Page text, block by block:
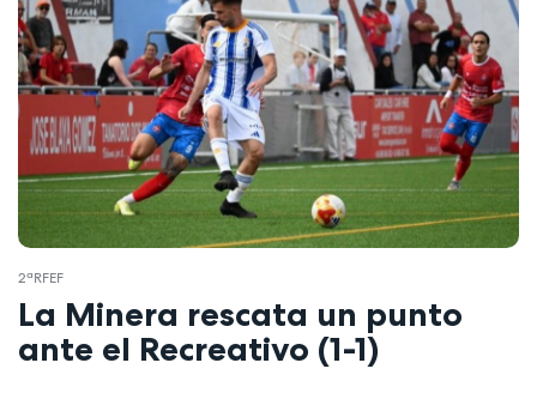
2ªRFEF
La Minera rescata un punto
ante el Recreativo (1-1)